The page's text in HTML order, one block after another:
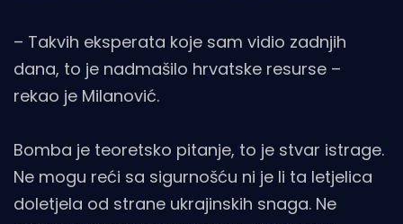
– Takvih eksperata koje sam vidio zadnjih
dana, to je nadmašilo hrvatske resurse –
rekao je Milanović.
Bomba je teoretsko pitanje, to je stvar istrage.
Ne mogu reći sa sigurnošću ni je li ta letjelica
doletjela od strane ukrajinskih snaga. Ne